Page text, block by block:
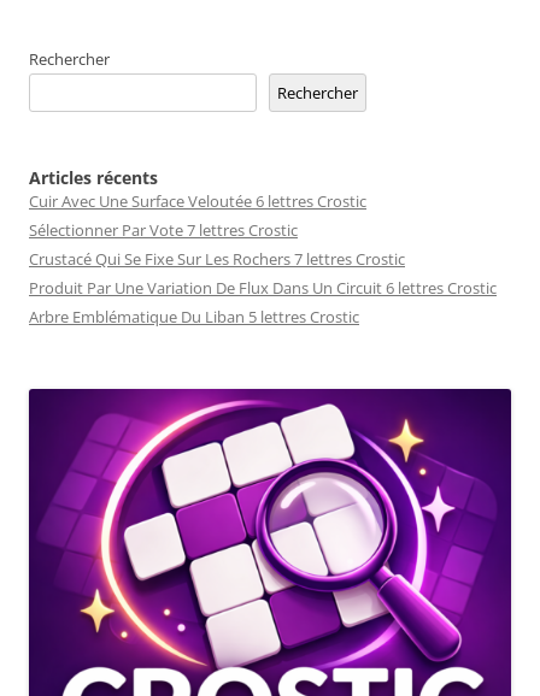
Rechercher
Rechercher
Articles récents
Cuir Avec Une Surface Veloutée 6 lettres Crostic
Sélectionner Par Vote 7 lettres Crostic
Crustacé Qui Se Fixe Sur Les Rochers 7 lettres Crostic
Produit Par Une Variation De Flux Dans Un Circuit 6 lettres Crostic
Arbre Emblématique Du Liban 5 lettres Crostic